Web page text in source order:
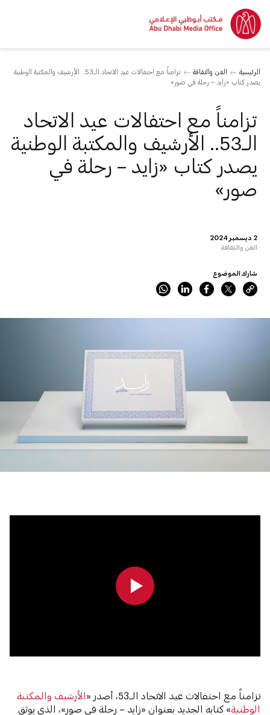
الرئيسية الفن والثقافة
تزامناً مع احتفالات عيد الاتحاد الــ53.. الأرشيف والمكتبة الوطنية
يصدر كتاب «زايد – رحلة في صور»
2 ديسمبر 2024
الفن والثقافة
تزامناً مع احتفالات عيد الاتحاد
الــ53.. الأرشيف والمكتبة الوطنية
يصدر كتاب «زايد – رحلة في
صور»
شارك الموضوع
تزامناً مع احتفالات عيد الاتحاد الــ53، أصدر «
الأرشيف والمكتبة
الوطنية» كتابه الجديد بعنوان «زايد – رحلة في صور»، الذي يوثق